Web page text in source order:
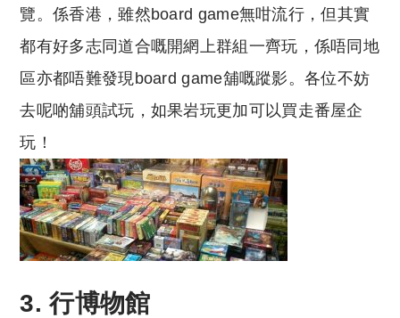
覽。係香港，雖然board game無咁流行，但其實
都有好多志同道合嘅開網上群組一齊玩，係唔同地
區亦都唔難發現board game舖嘅蹤影。各位不妨
去呢啲舖頭試玩，如果岩玩更加可以買走番屋企
玩！
3. 行博物館